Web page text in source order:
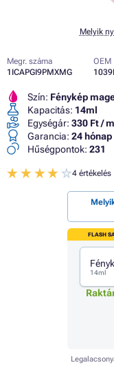
Melyik
Megr. száma
1ICAPGI9PMXMG
OEM
Szín: Fénykép
Kapacitás: 14ml
Egységár: 330 Ft /
Garancia: 24 hónap
Hűségpontok: 231
4 értékelés
FLASH
14ml